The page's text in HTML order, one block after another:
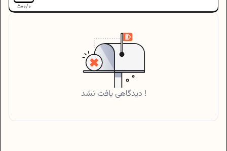
500/0
دیدگاهی یافت نشد !